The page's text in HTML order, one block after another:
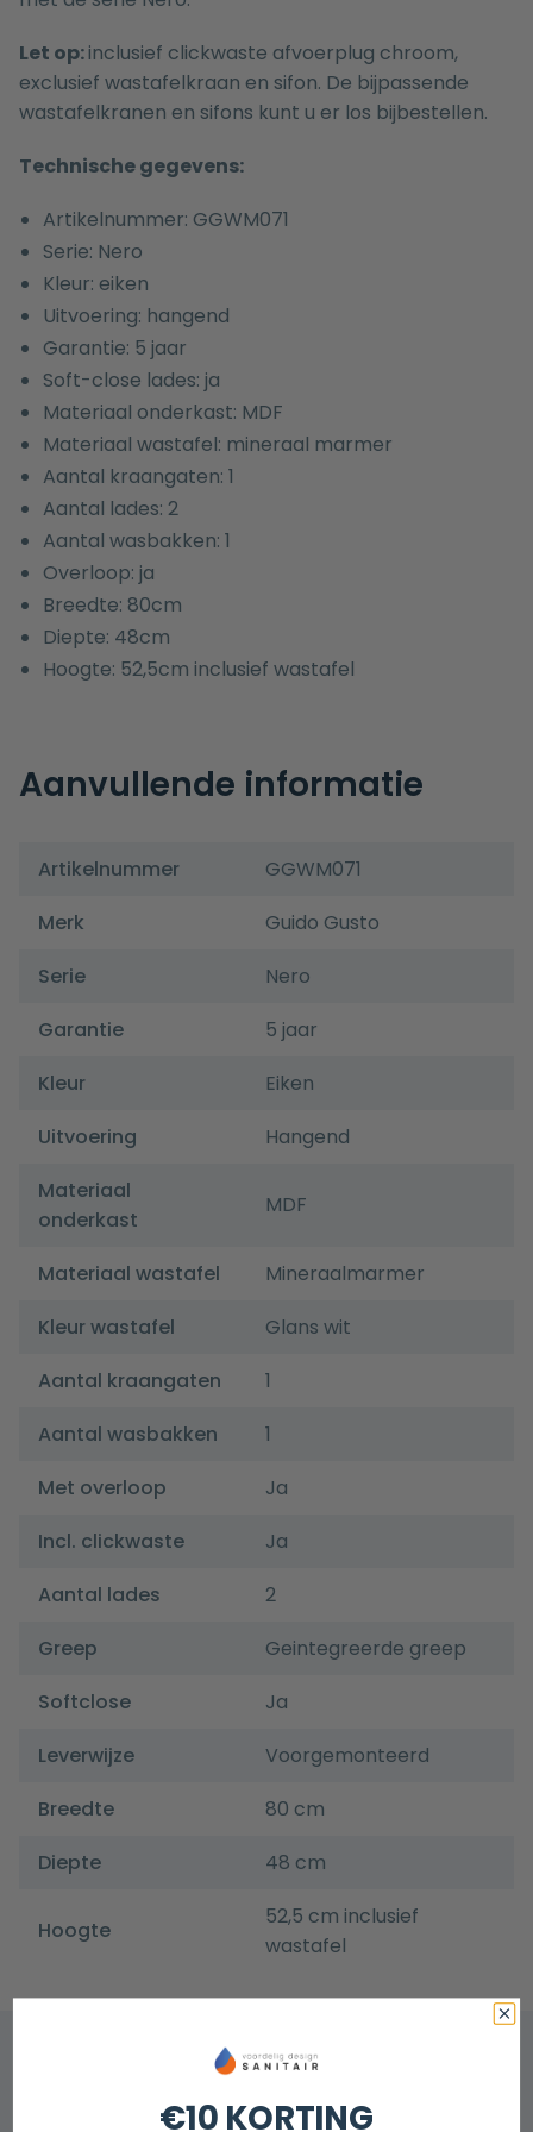
Let op:inclusief clickwaste afvoerplug chroom,
exclusief wastafelkraan en sifon. De bijpassende
wastafelkranen en sifons kunt u er los bijbestellen.
Technische gegevens:
Artikelnummer: GGWM071
Serie: Nero
Kleur: eiken
Uitvoering: hangend
Garantie: 5 jaar
Soft-close lades: ja
Materiaal onderkast: MDF
Materiaal wastafel: mineraal marmer
Aantal kraangaten: 1
Aantal lades: 2
Aantal wasbakken: 1
Overloop: ja
Breedte: 80cm
Diepte: 48cm
Hoogte: 52,5cm inclusief wastafel
Aanvullende informatie
Artikelnummer
GGWM071
Merk
Guido Gusto
Serie
Nero
Garantie
5 jaar
Kleur
Eiken
Uitvoering
Hangend
Materiaal
onderkast
MDF
Materiaal wastafel
Mineraalmarmer
Kleur wastafel
Glans wit
Aantal kraangaten
1
Aantal wasbakken
1
Met overloop
Ja
Incl. clickwaste
Ja
Aantal lades
2
Greep
Geintegreerde greep
Softclose
Ja
Leverwijze
Voorgemonteerd
Breedte
80 cm
Diepte
48 cm
Hoogte
52,5 cm inclusief
wastafel
€10 KORTING